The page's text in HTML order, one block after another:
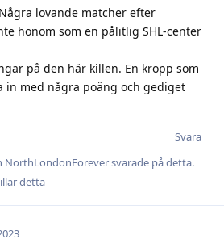
lovande matcher efter
honom som en pålitlig SHL-center
på den här killen. En kropp som
in med några poäng och gediget
Svara
NorthLondonForeversvarade på detta.
detta